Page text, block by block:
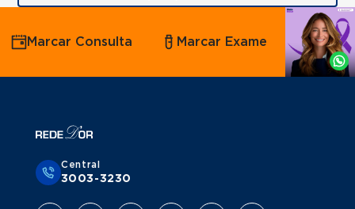
Agende
por
Whatsapp
Marcar Consulta Marcar Exame
Central
3003-3230